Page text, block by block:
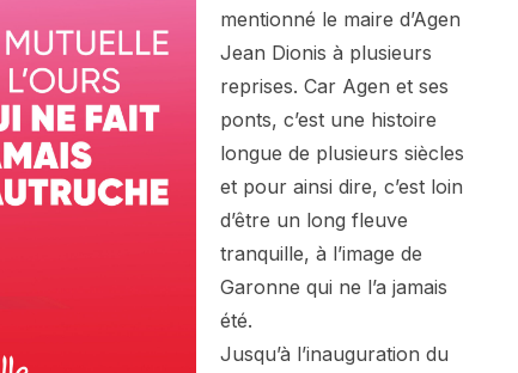
mentionné le maire d’Agen
Jean Dionis à plusieurs
reprises. Car Agen et ses
ponts, c’est une histoire
longue de plusieurs siècles
et pour ainsi dire, c’est loin
d’être un long fleuve
tranquille, à l’image de
Garonne qui ne l’a jamais
été.
Jusqu’à l’inauguration du